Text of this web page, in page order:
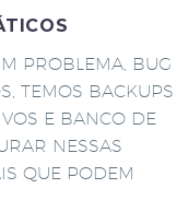
PROBLEMA, BUG
TEMOS BACKUPS
E BANCO DE
NESSAS
QUE PODEM